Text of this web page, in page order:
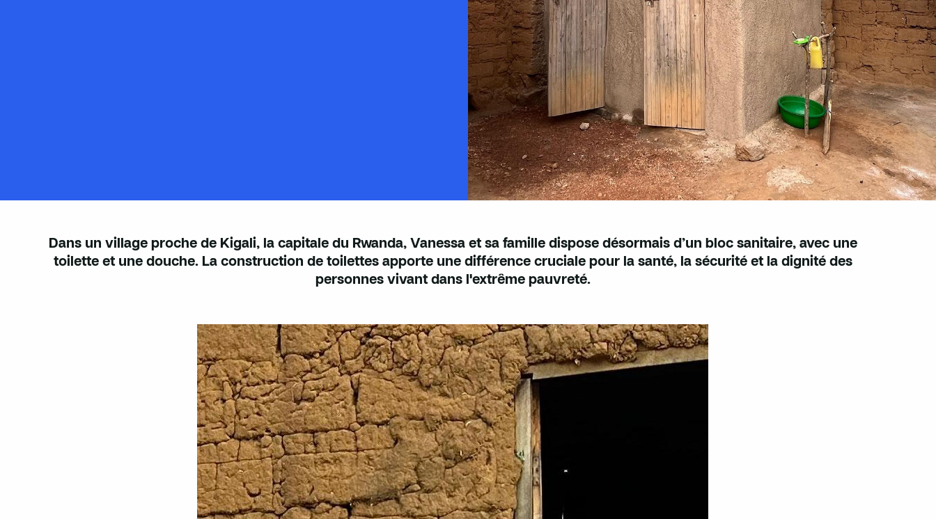
Dans un village proche de Kigali, la capitale du Rwanda, Vanessa et sa famille dispose désormais d’un bloc sanitaire, avec une
toilette et une douche. La construction de toilettes apporte une différence cruciale pour la santé, la sécurité et la dignité des
personnes vivant dans l'extrême pauvreté.